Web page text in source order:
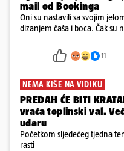
mail od Bookinga
Oni su nastavili sa svojim
dizanjem čaša i boca. Čak su
požar, rekao je vlasnik
11
NEMA KIŠE NA VIDIKU
PREDAH ĆE BITI
vraća toplinski val.
udaru
Početkom sljedećeg tjedna
rasti